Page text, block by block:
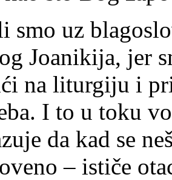
smo uz
Joanikija, jer
na liturgiju i
I to u toku
da kad se
– ističe